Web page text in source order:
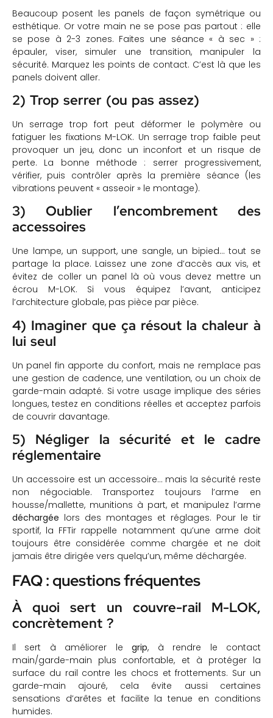
Beaucoup posent les panels de façon symétrique ou
esthétique. Or votre main ne se pose pas partout : elle
se pose à 2-3 zones. Faites une séance « à sec » :
épauler, viser, simuler une transition, manipuler la
sécurité. Marquez les points de contact. C’est là que les
panels doivent aller.
2) Trop serrer (ou pas assez)
Un serrage trop fort peut déformer le polymère ou
fatiguer les fixations M-LOK. Un serrage trop faible peut
provoquer un jeu, donc un inconfort et un risque de
perte. La bonne méthode : serrer progressivement,
vérifier, puis contrôler après la première séance (les
vibrations peuvent « asseoir » le montage).
3) Oublier l’encombrement des
accessoires
Une lampe, un support, une sangle, un bipied… tout se
partage la place. Laissez une zone d’accès aux vis, et
évitez de coller un panel là où vous devez mettre un
écrou M-LOK. Si vous équipez l’avant, anticipez
l’architecture globale, pas pièce par pièce.
4) Imaginer que ça résout la chaleur à
lui seul
Un panel fin apporte du confort, mais ne remplace pas
une gestion de cadence, une ventilation, ou un choix de
garde-main adapté. Si votre usage implique des séries
longues, testez en conditions réelles et acceptez parfois
de couvrir davantage.
5) Négliger la sécurité et le cadre
réglementaire
Un accessoire est un accessoire… mais la sécurité reste
non négociable. Transportez toujours l’arme en
housse/mallette, munitions à part, et manipulez l’arme
déchargée lors des montages et réglages. Pour le tir
sportif, la FFTir rappelle notamment qu’une arme doit
toujours être considérée comme chargée et ne doit
jamais être dirigée vers quelqu’un, même déchargée.
FAQ : questions fréquentes
À quoi sert un couvre-rail M-LOK,
concrètement ?
Il sert à améliorer legrip, à rendre le contact
main/garde-main plus confortable, et à protéger la
surface du rail contre les chocs et frottements. Sur un
garde-main ajouré, cela évite aussi certaines
sensations d’arêtes et facilite la tenue en conditions
humides.